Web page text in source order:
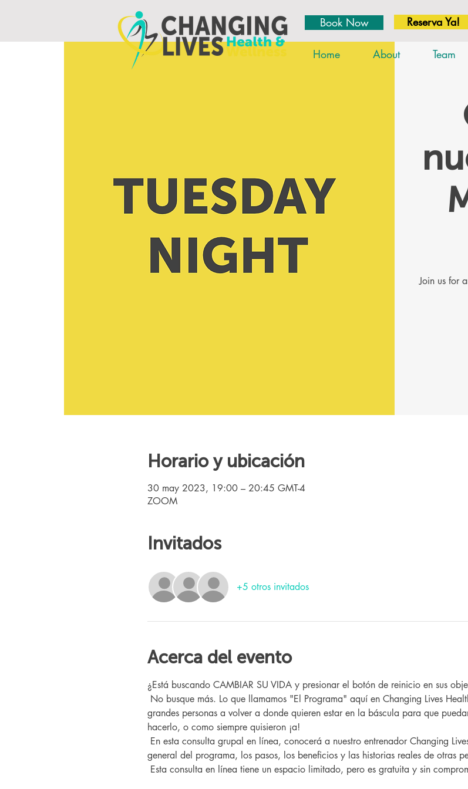
Book Now Reserva Ya!
Home About Team
Join us for
Horario y ubicación
30 may 2023, 19:00 – 20:45 GMT-4
ZOOM
Invitados
+5 otros invitados
Acerca del evento
¿Está buscando CAMBIAR SU VIDA y presionar el botón de reinicio en sus
grandes personas a volver a donde quieren estar en la báscula para que
hacerlo, o como siempre quisieron ¡a!
general del programa, los pasos, los beneficios y las historias reales de otras
Esta consulta en línea tiene un espacio limitado, pero es gratuita y sin